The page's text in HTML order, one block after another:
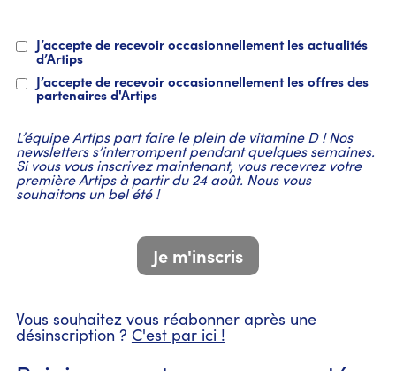
J’accepte de recevoir occasionnellement les actualités
d’Artips
J’accepte de recevoir occasionnellement les offres des
partenaires d'Artips
L’équipe Artips part faire le plein de vitamine D ! Nos
newsletters s’interrompent pendant quelques semaines.
Si vous vous inscrivez maintenant, vous recevrez votre
première Artips à partir du 24 août. Nous vous
souhaitons un bel été !
Vous souhaitez vous réabonner après une
désinscription ? C'est par ici !